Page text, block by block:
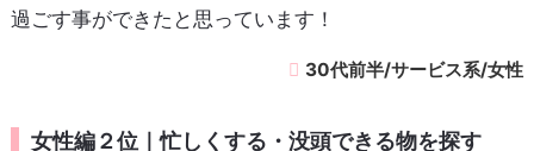
過ごす事ができたと思っています！
30代前半/サービス系/女性
女性編２位｜忙しくする・没頭できる物を探す